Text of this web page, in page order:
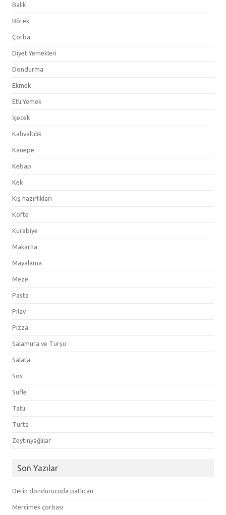
Balık
Börek
Çorba
Diyet Yemekleri
Dondurma
Ekmek
Etli Yemek
İçecek
Kahvaltılık
Kanepe
Kebap
Kek
Kış hazırlıkları
Köfte
Kurabiye
Makarna
Mayalama
Meze
Pasta
Pilav
Pizza
Salamura ve Turşu
Salata
Sos
Sufle
Tatlı
Turta
Zeytinyağlılar
Son Yazılar
Derin dondurucuda patlıcan
Mercimek çorbası